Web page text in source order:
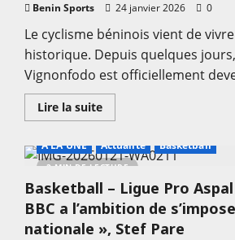
Zoom
les
de
journée
Benin Sports 24 janvier 2026 0
Le cyclisme béninois vient de
historique. Depuis quelques
Vignonfodo est officiellement
Lire la suiteEn
savoir
Cyclisme
:
Vignonfodo
veut
écrire
une
nouvelle
2 MIN DE LECTURE
A LA UNE Actualité Basketball
Basketball – Ligue Pro Aspal
BBC a l’ambition de
nationale », Stef Pare